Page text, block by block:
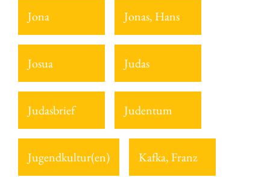
Jona Jonas, Hans
Josua Judas
Judasbrief Judentum
Jugendkultur(en) Kafka, Franz